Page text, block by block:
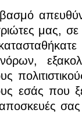
μας, σε
εσάς που
σας